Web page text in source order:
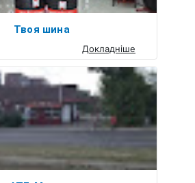
Твоя шина
Докладніше